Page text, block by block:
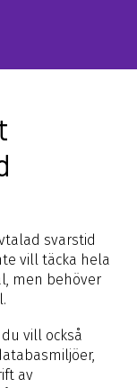
svarstid
vill täcka hela
men behöver
vill också
av